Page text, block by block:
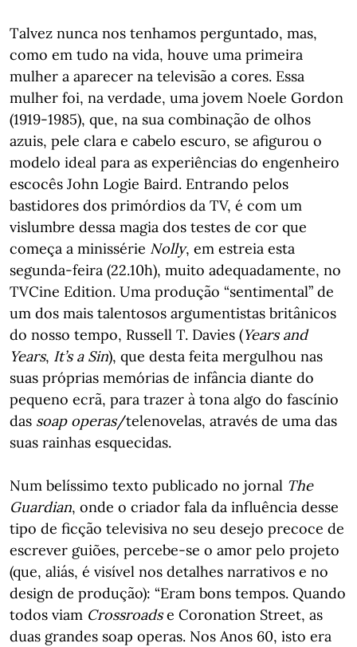
Talvez nunca nos tenhamos perguntado, mas,
como em tudo na vida, houve uma primeira
mulher a aparecer na televisão a cores. Essa
mulher foi, na verdade, uma jovem Noele Gordon
(1919-1985), que, na sua combinação de olhos
azuis, pele clara e cabelo escuro, se afigurou o
modelo ideal para as experiências do engenheiro
escocês John Logie Baird. Entrando pelos
bastidores dos primórdios da TV, é com um
vislumbre dessa magia dos testes de cor que
começa a minissérie Nolly, em estreia esta
segunda-feira (22.10h), muito adequadamente, no
TVCine Edition. Uma produção “sentimental” de
um dos mais talentosos argumentistas britânicos
do nosso tempo, Russell T. Davies (Years and
Years, It’s a Sin), que desta feita mergulhou nas
suas próprias memórias de infância diante do
pequeno ecrã, para trazer à tona algo do fascínio
das soap operas/telenovelas, através de uma das
suas rainhas esquecidas.
Num belíssimo texto publicado no jornal The
Guardian, onde o criador fala da influência desse
tipo de ficção televisiva no seu desejo precoce de
escrever guiões, percebe-se o amor pelo projeto
(que, aliás, é visível nos detalhes narrativos e no
design de produção): “Eram bons tempos. Quando
todos viam Crossroadse Coronation Street, as
duas grandes soap operas. Nos Anos 60, isto era